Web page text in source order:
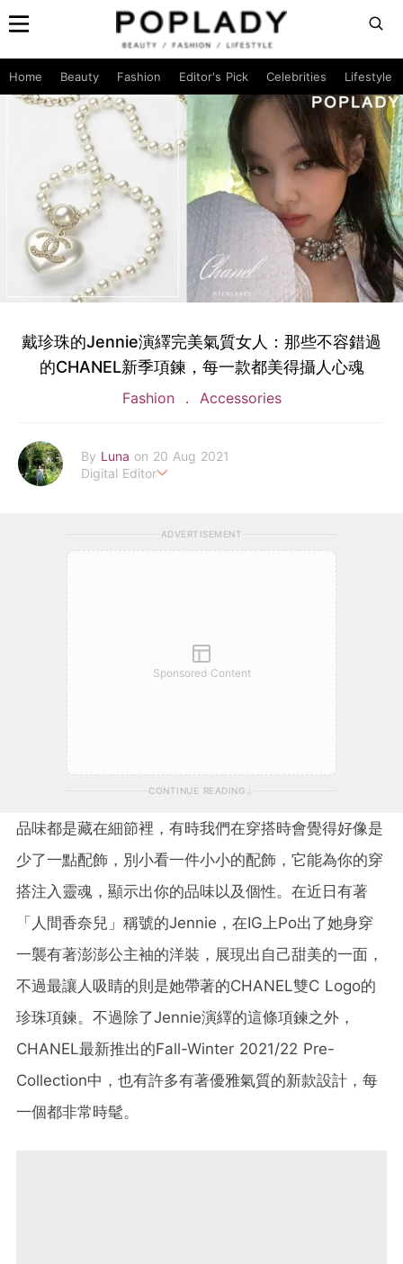
Home Beauty Fashion Editor's Pick Celebrities Lifestyle
戴珍珠的Jennie演繹完美氣質女人：那些不容錯過
的CHANEL新季項鍊，每一款都美得攝人心魂
Fashion Accessories
By Luna on 20 Aug 2021
Digital Editor
透過旅行找尋理想生活的樣貌 捕捉下每個美好瞬間
luna.huang@poplady-mag.com
ADVERTISEMENT
Sponsored Content
CONTINUE READING
品味都是藏在細節裡，有時我們在穿搭時會覺得好像是
少了一點配飾，別小看一件小小的配飾，它能為你的穿
搭注入靈魂，顯示出你的品味以及個性。在近日有著
「人間香奈兒」稱號的Jennie，在IG上Po出了她身穿
一襲有著澎澎公主袖的洋裝，展現出自己甜美的一面，
不過最讓人吸睛的則是她帶著的CHANEL雙C Logo的
珍珠項鍊。不過除了Jennie演繹的這條項鍊之外，
CHANEL最新推出的Fall-Winter 2021/22 Pre-
Collection中，也有許多有著優雅氣質的新款設計，每
一個都非常時髦。